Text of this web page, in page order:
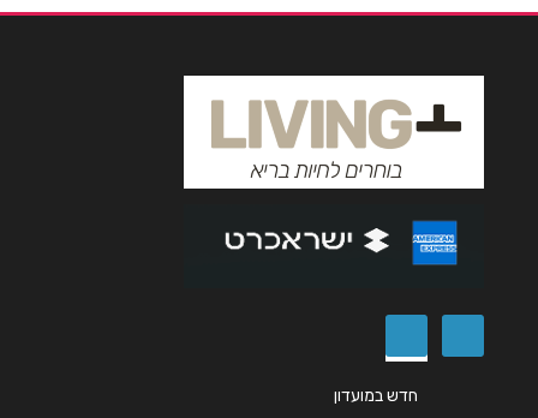
אימייל*
אנא חזרו אלי בקשר ל...
הודעה*
חדש במועדון